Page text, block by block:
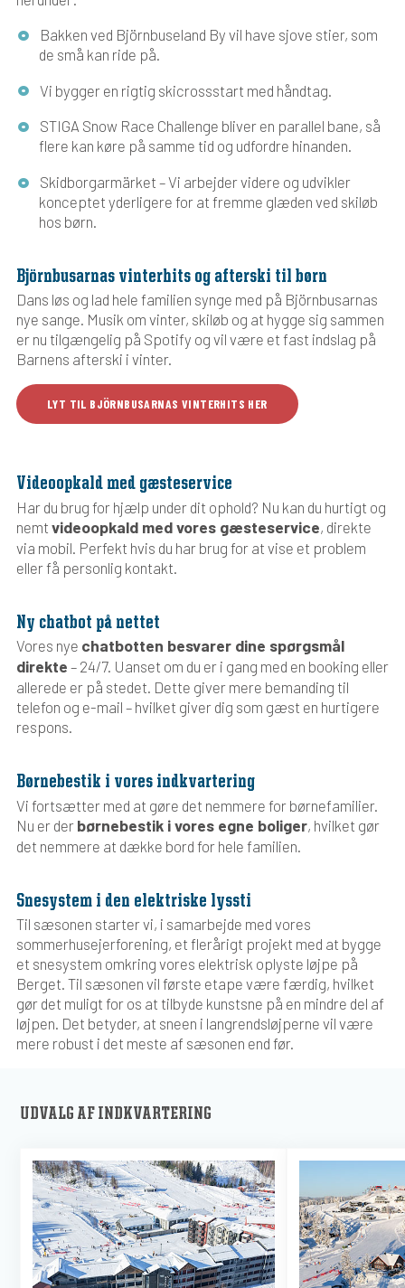
Bakken ved Björnbuseland By vil have sjove stier, som
de små kan ride på.
Vi bygger en rigtig skicrossstart med håndtag.
STIGA Snow Race Challenge bliver en parallel bane, så
flere kan køre på samme tid og udfordre hinanden.
Skidborgarmärket – Vi arbejder videre og udvikler
konceptet yderligere for at fremme glæden ved skiløb
hos børn.
Björnbusarnas vinterhits og afterski til børn
Dans løs og lad hele familien synge med på Björnbusarnas
nye sange. Musik om vinter, skiløb og at hygge sig sammen
er nu tilgængelig på Spotify og vil være et fast indslag på
Barnens afterski i vinter.
LYT TIL BJÖRNBUSARNAS VINTERHITS HER
Videoopkald med gæsteservice
Har du brug for hjælp under dit ophold? Nu kan du hurtigt og
nemt videoopkald med vores gæsteservice, direkte
via mobil. Perfekt hvis du har brug for at vise et problem
eller få personlig kontakt.
Ny chatbot på nettet
Vores nye chatbotten besvarer dine spørgsmål
direkte – 24/7. Uanset om du er i gang med en booking eller
allerede er på stedet. Dette giver mere bemanding til
telefon og e-mail – hvilket giver dig som gæst en hurtigere
respons.
Børnebestik i vores indkvartering
Vi fortsætter med at gøre det nemmere for børnefamilier.
Nu er der børnebestik i vores egne boliger, hvilket gør
det nemmere at dække bord for hele familien.
Snesystem i den elektriske lyssti
Til sæsonen starter vi, i samarbejde med vores
sommerhusejerforening, et flerårigt projekt med at bygge
et snesystem omkring vores elektrisk oplyste løjpe på
Berget. Til sæsonen vil første etape være færdig, hvilket
gør det muligt for os at tilbyde kunstsne på en mindre del af
løjpen. Det betyder, at sneen i langrendsløjperne vil være
mere robust i det meste af sæsonen end før.
UDVALG AF INDKVARTERING